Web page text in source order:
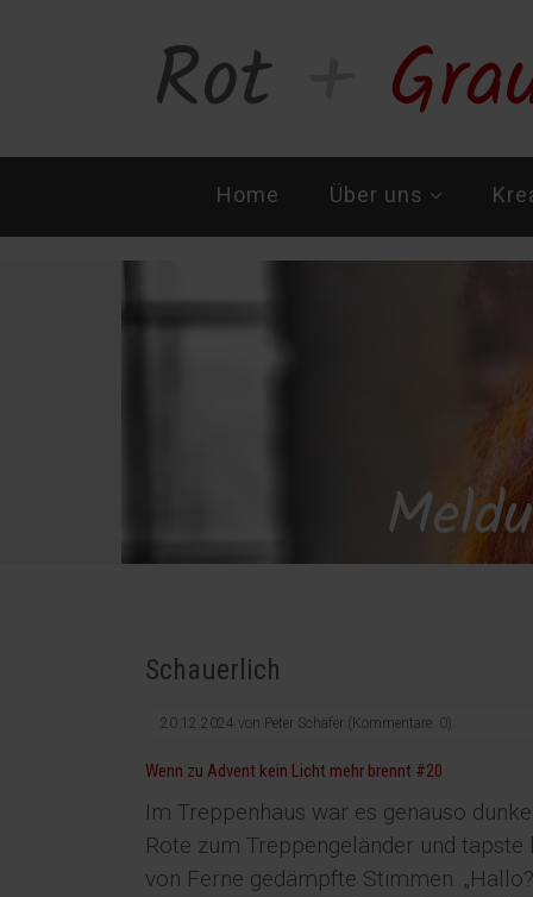
Navigation
Home Über uns
Schauerlich
20.12.2024 von Peter Schäfer (Kommentare: 0)
Wenn zu Advent kein Licht mehr brennt #20
Im Treppenhaus war es genauso
Rote zum Treppengeländer und
von Ferne gedämpfte Stimmen.